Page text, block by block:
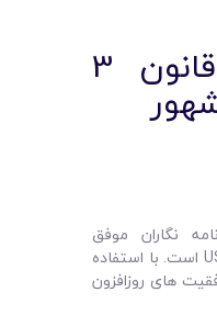
استفاده از قانون 3
نگاران موفق
آمریکایی روزنامه USA Today است. با استفاده
موفقیت های روزافزون